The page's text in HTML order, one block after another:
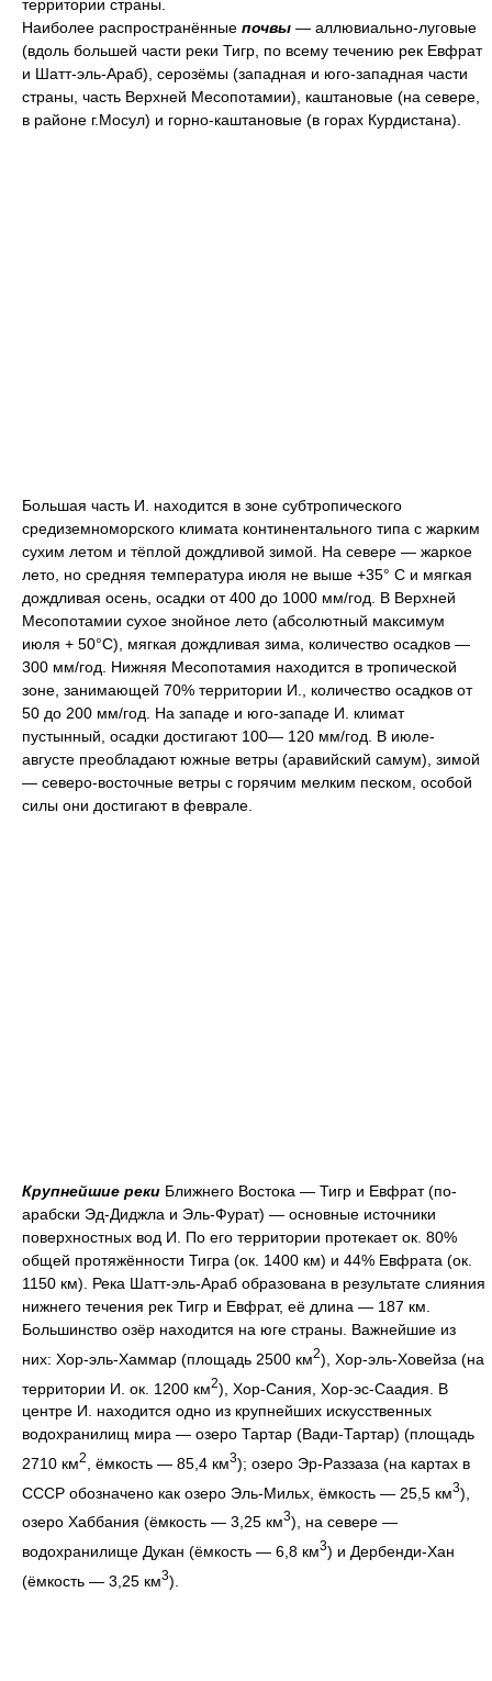
территории страны.
Наиболее распространённые почвы — аллювиально-луговые
(вдоль большей части реки Тигр, по всему течению рек Евфрат
и Шатт-эль-Араб), серозёмы (западная и юго-западная части
страны, часть Верхней Месопотамии), каштановые (на севере,
в районе г.Мосул) и горно-каштановые (в горах Курдистана).
Большая часть И. находится в зоне субтропического
средиземноморского климата континентального типа с жарким
сухим летом и тёплой дождливой зимой. На севере — жаркое
лето, но средняя температура июля не выше +35° С и мягкая
дождливая осень, осадки от 400 до 1000 мм/год. В Верхней
Месопотамии сухое знойное лето (абсолютный максимум
июля + 50°С), мягкая дождливая зима, количество осадков —
300 мм/год. Нижняя Месопотамия находится в тропической
зоне, занимающей 70% территории И., количество осадков от
50 до 200 мм/год. На западе и юго-западе И. климат
пустынный, осадки достигают 100— 120 мм/год. В июле-
августе преобладают южные ветры (аравийский самум), зимой
— северо-восточные ветры с горячим мелким песком, особой
силы они достигают в феврале.
Крупнейшие реки Ближнего Востока — Тигр и Евфрат (по-
арабски Эд-Диджла и Эль-Фурат) — основные источники
поверхностных вод И. По его территории протекает ок. 80%
общей протяжённости Тигра (ок. 1400 км) и 44% Евфрата (ок.
1150 км). Река Шатт-эль-Араб образована в результате слияния
нижнего течения рек Тигр и Евфрат, её длина — 187 км.
Большинство озёр находится на юге страны. Важнейшие из
них: Хор-эль-Хаммар (площадь 2500 км2), Хор-эль-Ховейза (на
территории И. ок. 1200 км2), Хор-Сания, Хор-эс-Саадия. В
центре И. находится одно из крупнейших искусственных
водохранилищ мира — озеро Тартар (Вади-Тартар) (площадь
2710 км2 , ёмкость — 85,4 км3); озеро Эр-Раззаза (на картах в
СССР обозначено как озеро Эль-Мильх, ёмкость — 25,5 км3),
озеро Хаббания (ёмкость — 3,25 км3), на севере —
водохранилище Дукан (ёмкость — 6,8 км3) и Дербенди-Хан
(ёмкость — 3,25 км3).